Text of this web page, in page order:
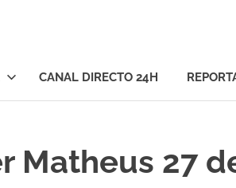
CANAL DIRECTO 24H
Matheus 27